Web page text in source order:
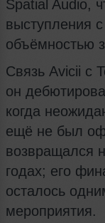
Spatial Audio,
выступления
объёмностью
Связь Avicii с
он
когда
ещё не был
возвращался
годах; его
осталось
мероприятия.